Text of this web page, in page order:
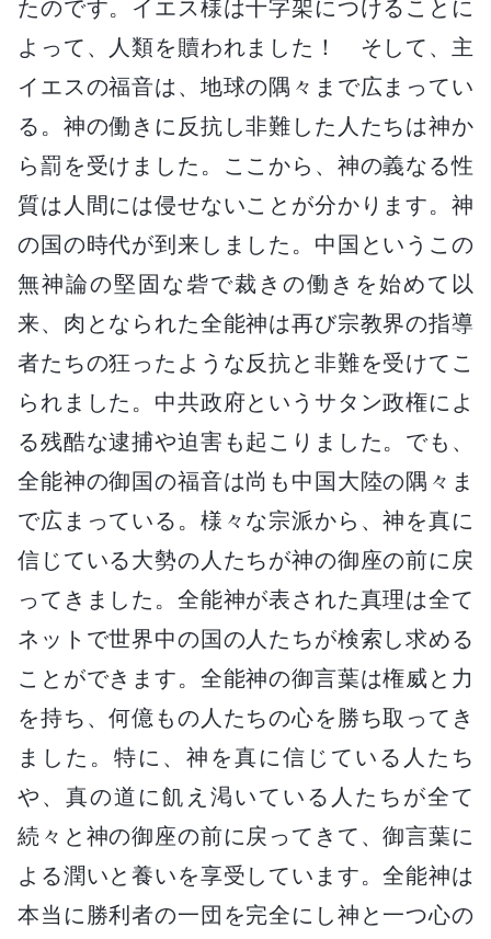
たのです。イエス様は十字架につけることに
よって、人類を贖われました！ そして、主
イエスの福音は、地球の隅々まで広まってい
る。神の働きに反抗し非難した人たちは神か
ら罰を受けました。ここから、神の義なる性
質は人間には侵せないことが分かります。神
の国の時代が到来しました。中国というこの
無神論の堅固な砦で裁きの働きを始めて以
来、肉となられた全能神は再び宗教界の指導
者たちの狂ったような反抗と非難を受けてこ
られました。中共政府というサタン政権によ
る残酷な逮捕や迫害も起こりました。でも、
全能神の御国の福音は尚も中国大陸の隅々ま
で広まっている。様々な宗派から、神を真に
信じている大勢の人たちが神の御座の前に戻
ってきました。全能神が表された真理は全て
ネットで世界中の国の人たちが検索し求める
ことができます。全能神の御言葉は権威と力
を持ち、何億もの人たちの心を勝ち取ってき
ました。特に、神を真に信じている人たち
や、真の道に飢え渇いている人たちが全て
続々と神の御座の前に戻ってきて、御言葉に
よる潤いと養いを享受しています。全能神は
本当に勝利者の一団を完全にし神と一つ心の